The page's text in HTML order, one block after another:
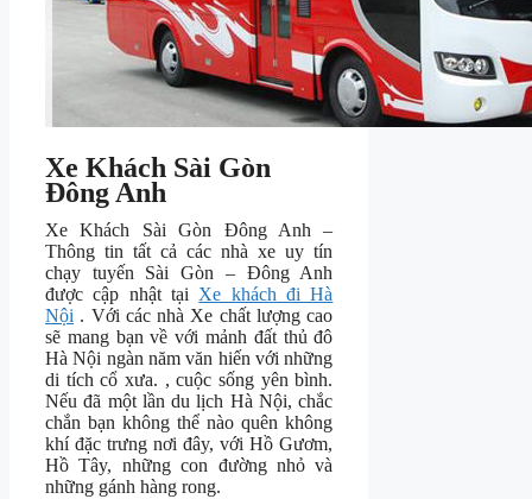
Xe Khách Sài Gòn
Đông Anh
Xe Khách Sài Gòn Đông Anh –
Thông tin tất cả các nhà xe uy tín
chạy tuyến Sài Gòn – Đông Anh
được cập nhật tại Xe khách đi Hà
Nội . Với các nhà Xe chất lượng cao
sẽ mang bạn về với mảnh đất thủ đô
Hà Nội ngàn năm văn hiến với những
di tích cổ xưa. , cuộc sống yên bình.
Nếu đã một lần du lịch Hà Nội, chắc
chắn bạn không thể nào quên không
khí đặc trưng nơi đây, với Hồ Gươm,
Hồ Tây, những con đường nhỏ và
những gánh hàng rong.